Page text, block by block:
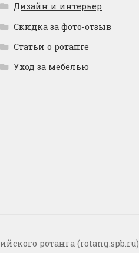
Дизайн и интерьер
Скидка за фото-отзыв
Статьи о ротанге
Уход за мебелью
ротанга (rotang.spb.ru)